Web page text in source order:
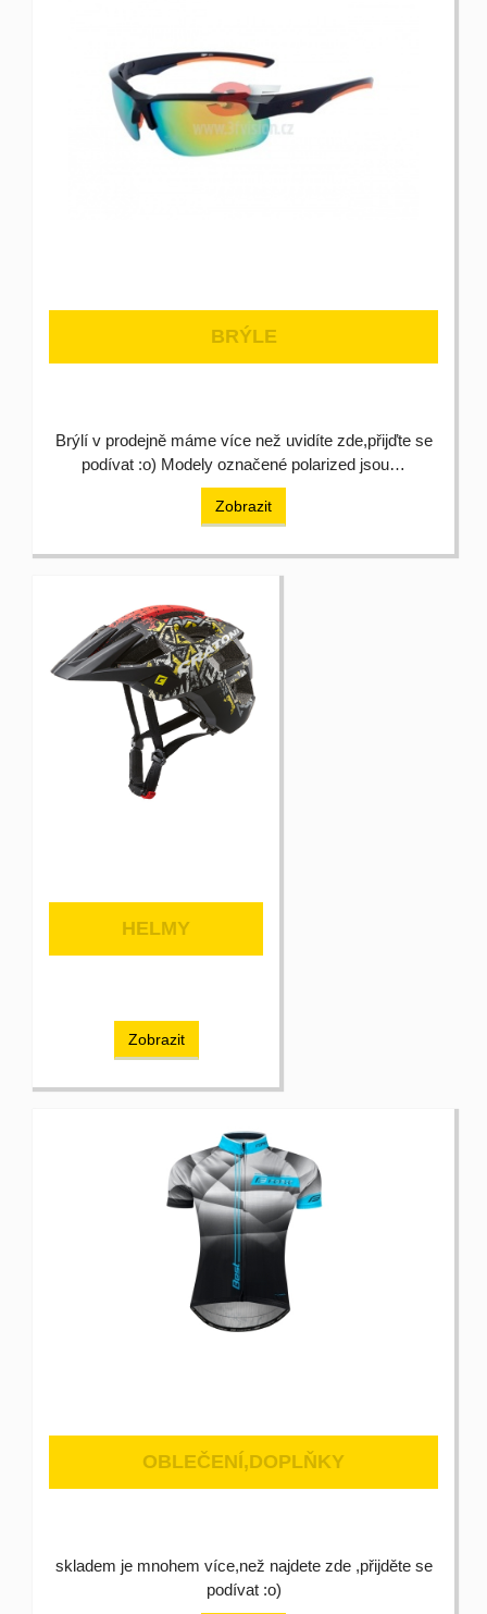
BRÝLE
Brýlí v prodejně máme více než uvidíte zde,přijďte se
podívat :o) Modely označené polarized jsou…
Zobrazit
HELMY
Zobrazit
OBLEČENÍ,DOPLŇKY
skladem je mnohem více,než najdete zde ,přijděte se
podívat :o)